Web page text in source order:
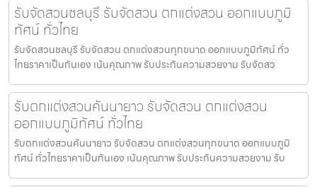
รับจัดสวนชลบุรี รับจัดสวน ตกแต่งสวน ออกแบบภูมิ
ทัศน์ ทั่วไทย
รับจัดสวนชลบุรี รับจัดสวน ตกแต่งสวนทุกขนาด ออกแบบภูมิทัศน์ ทั่ว
ไทยราคาเป็นกันเอง เน้นคุณภาพ รับประกันความสวยงาม รับจัดสว
รับตกแต่งสวนคันนายาว รับจัดสวน ตกแต่งสวน
ออกแบบภูมิทัศน์ ทั่วไทย
รับตกแต่งสวนคันนายาว รับจัดสวน ตกแต่งสวนทุกขนาด ออกแบบภูมิ
ทัศน์ ทั่วไทยราคาเป็นกันเอง เน้นคุณภาพ รับประกันความสวยงาม รับ